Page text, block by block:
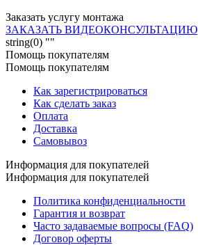
Заказать услугу монтажа
ЗАКАЗАТЬ ВИДЕОКОНСУЛЬТАЦИЮ
string(0) ""
Помощь покупателям
Помощь покупателям
Как зарегистрироваться
Как сделать заказ
Оплата
Доставка
Самовывоз
Информация для покупателей
Информация для покупателей
Политика конфиденциальности
Гарантия и возврат
Часто задаваемые вопросы (FAQ)
Договор оферты